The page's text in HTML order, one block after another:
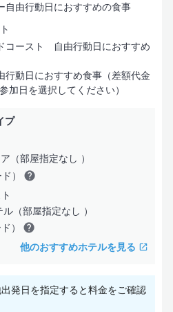
自由行動日におすすめの食事
コースト 自由行動日におすすめ
動日におすすめ食事（差額代金
加日を選択してください）
プ
（部屋指定なし ）
）
（部屋指定なし ）
）
他のおすすめホテルを見る
発日を指定すると料金をご確認